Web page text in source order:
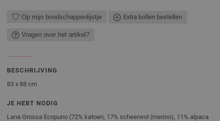
Op mijn boodschappenlijstje Extra bollen bestellen
Vragen over het artikel?
BESCHRIJVING
83 x 88 cm
JE HEBT NODIG
Lana Grossa Ecopuno (72% katoen, 17% scheerwol (merino), 11% alpaca